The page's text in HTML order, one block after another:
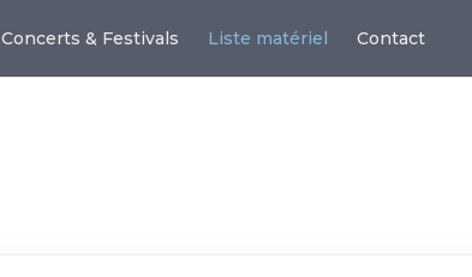
Concerts & Festivals Liste matériel Contact